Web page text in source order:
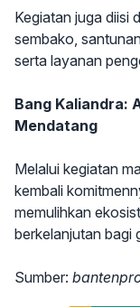
Kegiatan juga diisi
sembako,
serta layanan
Bang Kaliandra:
Mendatang
Melalui kegiatan
kembali
memulihkan
berkelanjutan bagi
Sumber: